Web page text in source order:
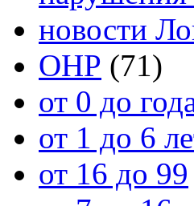
новости
ОНР (71)
от 0 до
от 1 до 6
от 16 до 99